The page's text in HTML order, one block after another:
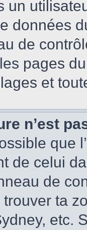
un
données
de
pages
et
n’est
que
de celui
de
trouver ta
etc.